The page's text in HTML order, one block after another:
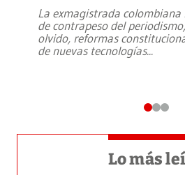
La exmagistrada
de contrapeso del
olvido, reformas
de nuevas tecnologías...
Lo más